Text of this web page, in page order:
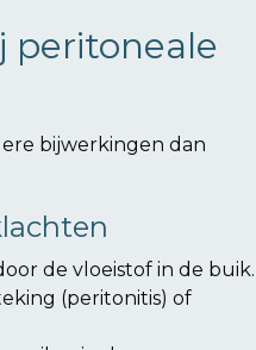
peritoneale
bijwerkingen dan
de vloeistof in de buik.
(peritonitis) of